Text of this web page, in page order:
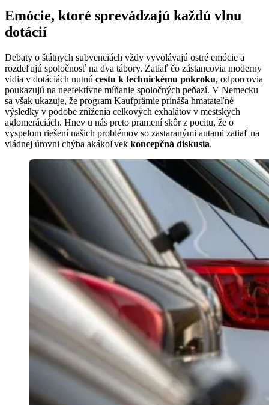
Emócie, ktoré sprevádzajú každú vlnu
dotácií
Debaty o štátnych subvenciách vždy vyvolávajú ostré emócie a
rozdeľujú spoločnosť na dva tábory. Zatiaľ čo zástancovia moderny
vidia v dotáciách nutnú cestu k technickému pokroku, odporcovia
poukazujú na neefektívne míňanie spoločných peňazí. V Nemecku
sa však ukazuje, že program Kaufprämie prináša hmatateľné
výsledky v podobe zníženia celkových exhalátov v mestských
aglomeráciách. Hnev u nás preto pramení skôr z pocitu, že o
vyspelom riešení našich problémov so zastaranými autami zatiaľ na
vládnej úrovni chýba akákoľvek koncepčná diskusia.